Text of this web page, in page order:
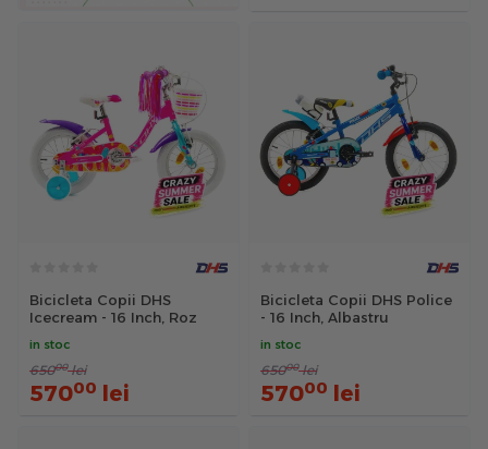
Bicicleta Copii DHS
Icecream - 16 Inch, Roz
in stoc
65000 lei
57000 lei
Bicicleta Copii DHS Police
- 16 Inch, Albastru
in stoc
65000 lei
57000 lei